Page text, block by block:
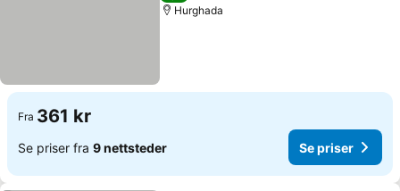
Hurghada
Fra 361 kr
Se priser fra 9 nettsteder Se priser